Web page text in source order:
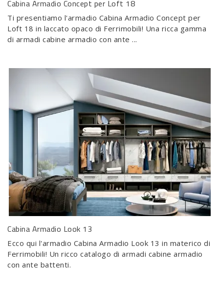
Cabina Armadio Concept per Loft 18
Ti presentiamo l'armadio Cabina Armadio Concept per
Loft 18 in laccato opaco di Ferrimobili! Una ricca gamma
di armadi cabine armadio con ante ...
Cabina Armadio Look 13
Ecco qui l'armadio Cabina Armadio Look 13 in materico di
Ferrimobili! Un ricco catalogo di armadi cabine armadio
con ante battenti.